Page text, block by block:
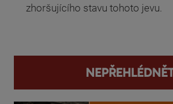
zhoršujícího stavu tohoto jevu.